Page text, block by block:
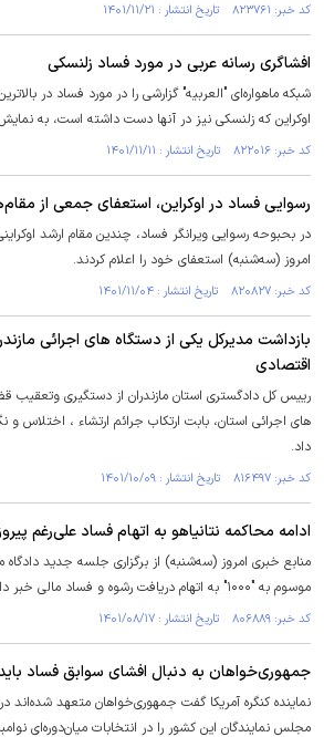
کد خبر: ۸۲۳۷۶۱ تاریخ انتشار : ۱۴۰۱/۱۱/۲۱
افشاگری رسانه عربی در مورد فساد زلنسکی
شبکه ماهواره‌ای "العربیه" گزارشی را در مورد فساد در
اوکراین که زلنسکی نیز در آنها دست داشته است، به
کد خبر: ۸۲۲۰۱۶ تاریخ انتشار : ۱۴۰۱/۱۱/۱۱
رسوایی فساد در اوکراین، استعفای جمعی از
در بحبوحه رسوایی ویرانگر فساد، چندین مقام ارشد
امروز (سه‌شنبه) استعفای خود را اعلام کردند.
کد خبر: ۸۲۰۸۲۷ تاریخ انتشار : ۱۴۰۱/۱۱/۰۴
بازداشت مدیرکل یکی از دستگاه های اجرائی
اقتصادی
رییس کل دادگستری استان مازندران از دستگیری وتعقیب
های اجرائی استان، بابت ارتکاب جرائم ارتشاء ، اختلاس و
داد.
کد خبر: ۸۱۶۴۹۷ تاریخ انتشار : ۱۴۰۱/۱۰/۰۹
ادامه محاکمه نتانیاهو به اتهام فساد علی‌رغم
منابع خبری امروز (سه‌شنبه) از برگزاری جلسه جدید دادگاه
موسوم به "۱۰۰۰" به اتهام دریافت رشوه و فساد مالی خبر دادند.
کد خبر: ۸۰۶۸۸۹ تاریخ انتشار : ۱۴۰۱/۰۸/۱۷
جمهوری‌خواهان به دنبال افشای سوابق فساد
نماینده کنگره آمریکا گفت جمهوری‌خواهان متعهد شده‌اند
مجلس نمایندگان این کشور را در انتخابات میان‌دوره‌ای